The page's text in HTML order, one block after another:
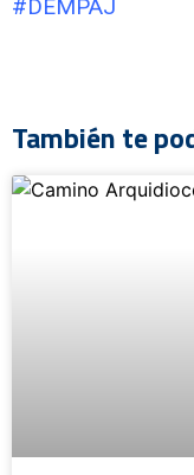
#DEMPAJ
También te